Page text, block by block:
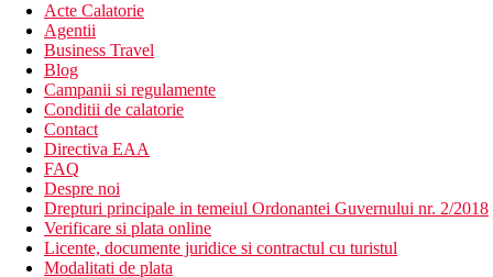
Acte Calatorie
Agentii
Business Travel
Blog
Campanii si regulamente
Conditii de calatorie
Contact
Directiva EAA
FAQ
Despre noi
Drepturi principale in temeiul Ordonantei Guvernului nr. 2/2018
Verificare si plata online
Licente, documente juridice si contractul cu turistul
Modalitati de plata